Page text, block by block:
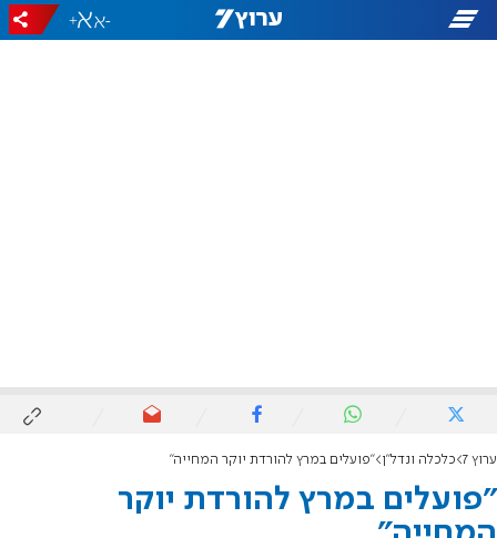
-
+
ערוץ 7 כלכלה ונדל"ן "פועלים במרץ להורדת יוקר המחייה"
"פועלים במרץ להורדת יוקר